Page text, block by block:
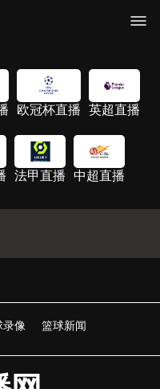
欧冠杯直播 英超直播
法甲直播 中超直播
录像 篮球新闻